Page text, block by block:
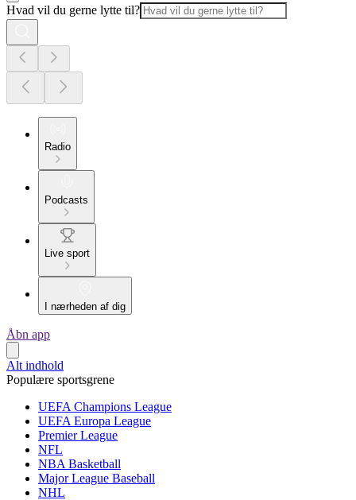
Hvad vil du gerne lytte til?
Radio
Podcasts
Live sport
I nærheden af dig
Åbn app
Alt indhold
Populære sportsgrene
UEFA Champions League
UEFA Europa League
Premier League
NFL
NBA Basketball
Major League Baseball
NHL